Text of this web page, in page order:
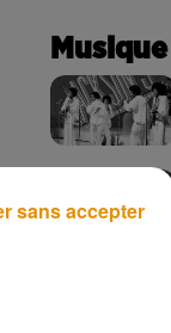
Musique
sans accepter